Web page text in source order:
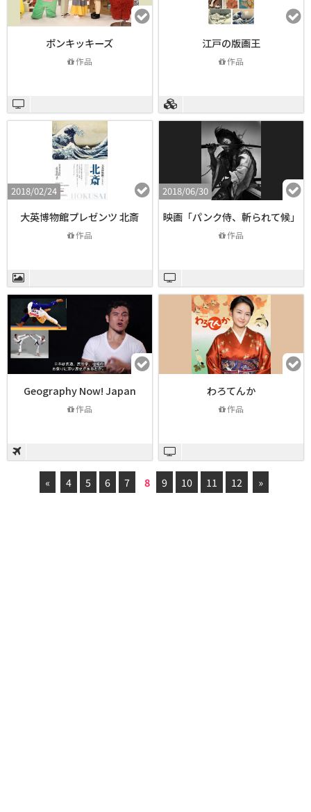
ポンキッキーズ
作品
江戸の版画王
作品
2018/02/24
大英博物館プレゼンツ 北斎
作品
2018/06/30
映画「パンク侍、斬られて候」
作品
Geography Now! Japan
作品
わろてんか
作品
« 4 5 6 7 8 9 10 11 12 »